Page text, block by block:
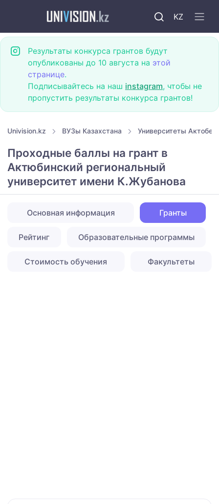
KZ
Результаты конкурса грантов будут
опубликованы до 10 августа на этой
странице.
Подписывайтесь на наш instagram, чтобы не
пропустить результаты конкурса грантов!
Univision.kz ВУЗы Казахстана Университеты Актобе
Проходные баллы на грант в
Актюбинский региональный
университет имени К.Жубанова
Основная информация Гранты
Рейтинг Образовательные программы
Стоимость обучения Факультеты